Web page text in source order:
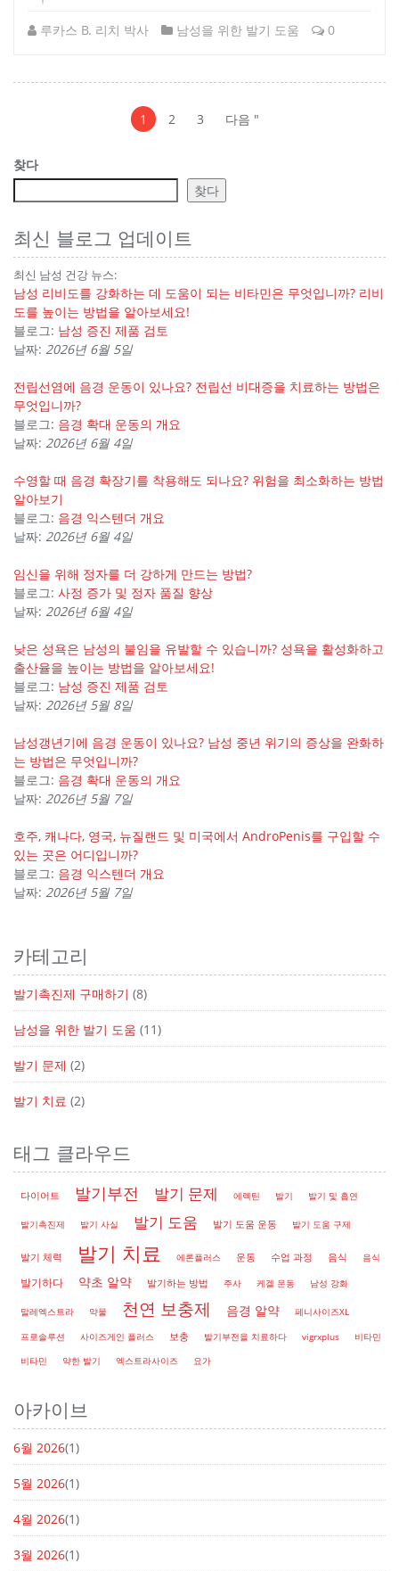
루카스 B. 리치 박사 남성을 위한 발기 도움 0
1 2 3 다음 "
찾다
찾다
최신 블로그 업데이트
최신 남성 건강 뉴스:
남성 리비도를 강화하는 데 도움이 되는 비타민은 무엇입니까? 리비
도를 높이는 방법을 알아보세요!
블로그: 남성 증진 제품 검토
날짜: 2026년 6월 5일
전립선염에 음경 운동이 있나요? 전립선 비대증을 치료하는 방법은
무엇입니까?
블로그: 음경 확대 운동의 개요
날짜: 2026년 6월 4일
수영할 때 음경 확장기를 착용해도 되나요? 위험을 최소화하는 방법
알아보기
블로그: 음경 익스텐더 개요
날짜: 2026년 6월 4일
임신을 위해 정자를 더 강하게 만드는 방법?
블로그: 사정 증가 및 정자 품질 향상
날짜: 2026년 6월 4일
낮은 성욕은 남성의 불임을 유발할 수 있습니까? 성욕을 활성화하고
출산율을 높이는 방법을 알아보세요!
블로그: 남성 증진 제품 검토
날짜: 2026년 5월 8일
남성갱년기에 음경 운동이 있나요? 남성 중년 위기의 증상을 완화하
는 방법은 무엇입니까?
블로그: 음경 확대 운동의 개요
날짜: 2026년 5월 7일
호주, 캐나다, 영국, 뉴질랜드 및 미국에서 AndroPenis를 구입할 수
있는 곳은 어디입니까?
블로그: 음경 익스텐더 개요
날짜: 2026년 5월 7일
카테고리
발기촉진제 구매하기 (8)
남성을 위한 발기 도움 (11)
발기 문제 (2)
발기 치료 (2)
태그 클라우드
다이어트 발기부전 발기 문제 에렉틴 발기 발기 및 흡연
발기촉진제 발기 사실 발기 도움 발기 도움 운동 발기 도움 구제
발기 체력 발기 치료 에론플러스 운동 수업 과정 음식 음식
발기하다 약초 알약 발기하는 방법 주사 케겔 운동 남성 강화
말레엑스트라 약물 천연 보충제 음경 알약
페니사이즈XL
프로솔루션
사이즈게인 플러스 보충 발기부전을 치료하다 vigrxplus
비타민
비타민
약한 발기 엑스트라사이즈 요가
아카이브
6월 2026(1)
5월 2026(1)
4월 2026(1)
3월 2026(1)